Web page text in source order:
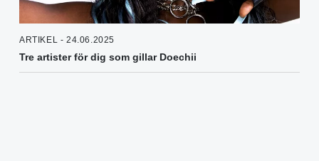
ARTIKEL - 24.06.2025
Tre artister för dig som gillar Doechii